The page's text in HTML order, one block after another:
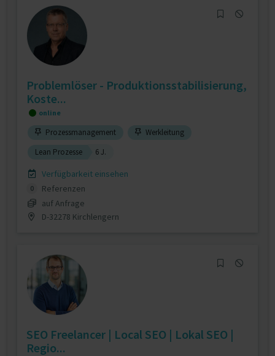
Problemlöser - Produktionsstabilisierung,
Koste...
online
Prozessmanagement
Werkleitung
Lean Prozesse
6 J.
Verfügbarkeit einsehen
0
Referenzen
auf Anfrage
D-32278 Kirchlengern
SEO Freelancer | Local SEO | Lokal SEO |
Regio...